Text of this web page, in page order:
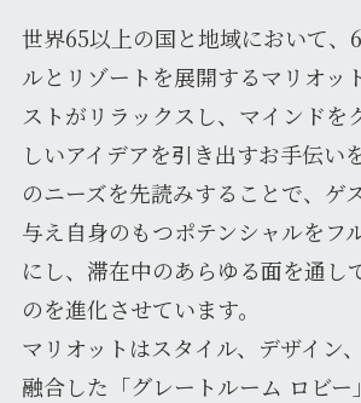
世界65以上の国と地域において、
ルとリゾートを展開するマリオッ
ストがリラックスし、マインドを
しいアイデアを引き出すお手伝い
のニーズを先読みすることで、ゲ
与え自身のもつポテンシャルをフ
にし、滞在中のあらゆる面を通し
のを進化させています。
マリオットはスタイル、デザイン
融合した「グレートルーム ロビ